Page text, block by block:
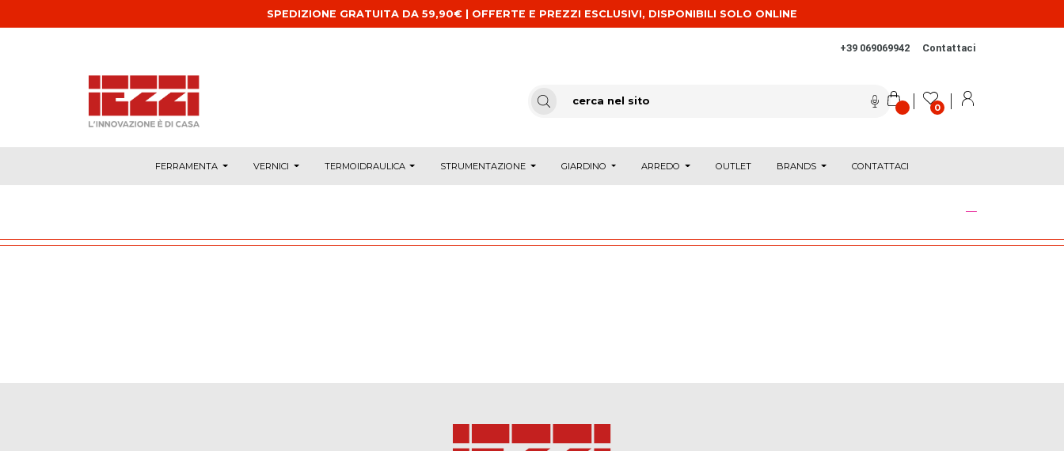
SPEDIZIONE GRATUITA DA 59,90€ | OFFERTE E PREZZI ESCLUSIVI, DISPONIBILI SOLO ONLINE
+39 069069942 Contattaci
0
FERRAMENTA VERNICI TERMOIDRAULICA STRUMENTAZIONE GIARDINO ARREDO OUTLET BRANDS CONTATTACI